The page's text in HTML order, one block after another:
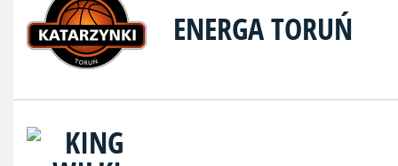
ENERGA TORUŃ